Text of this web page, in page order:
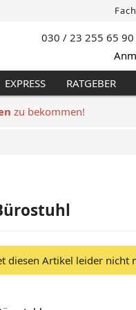
030 / 23 255 65 90
EXPRESS RATGEBER
zu bekommen!
diesen Artikel leider nicht